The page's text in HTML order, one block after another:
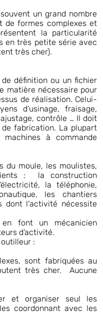
un grand nombre
de formes complexes et
la particularité
en très petite série avec
très cher).
de définition ou un fichier
matière nécessaire pour
de réalisation. Celui-
d’usinage, fraisage,
contrôle … Il doit
fabrication. La plupart
à commande
du moule, les moulistes,
: la construction
la téléphonie,
les chantiers
dont l'activité nécessite
font un mécanicien
d’activité.
:
sont fabriquées au
très cher. Aucune
et organiser seul les
coordonnant avec les